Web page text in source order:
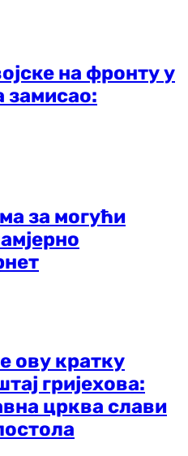
на фронту у
замисао:
за могући
ову кратку
гријехова:
црква слави